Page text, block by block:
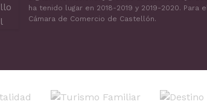
ha tenido lugar en 2018-2019 y 2019-2020.
Cámara de Comercio de Castellón.